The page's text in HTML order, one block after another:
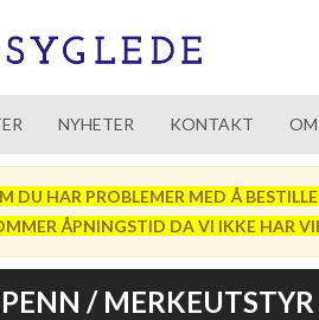
NYHETER KONTAKT OM
DU HAR PROBLEMER MED Å
ÅPNINGSTID DA VI IKKE HAR
/ MERKEUTSTYR